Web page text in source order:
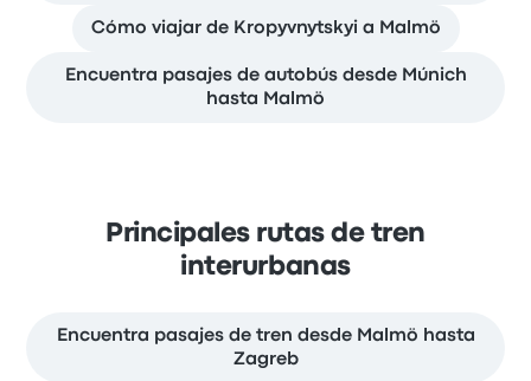
Cómo viajar de Kropyvnytskyi a Malmö
Encuentra pasajes de autobús desde Múnich
hasta Malmö
Principales rutas de tren
interurbanas
Encuentra pasajes de tren desde Malmö hasta
Zagreb